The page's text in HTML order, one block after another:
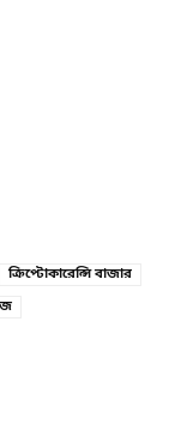
ক্রিপ্টোকারেন্সি বাজার